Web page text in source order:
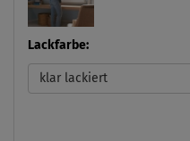
Lackfarbe:
klar lackiert